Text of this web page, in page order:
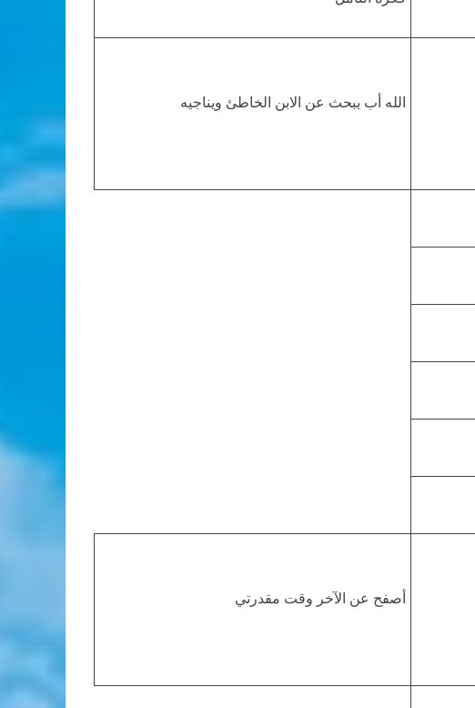
الله أب يبحث عن الابن الخاطئ ويناجيه
أصفح عن الآخر وقت مقدرتي